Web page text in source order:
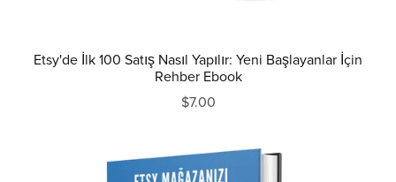
Etsy'de İlk 100 Satış Nasıl Yapılır: Yeni Başlayanlar İçin
Rehber Ebook
$7.00